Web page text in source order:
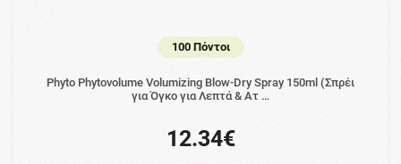
100 Πόντοι
Phyto Phytovolume Volumizing Blow-Dry Spray 150ml (Σπρέι
για Όγκο για Λεπτά & Ατ …
12.34€